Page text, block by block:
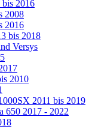
2016
2008
2016
bis 2018
Versys
2010
2011 bis 2019
650 2017 - 2022